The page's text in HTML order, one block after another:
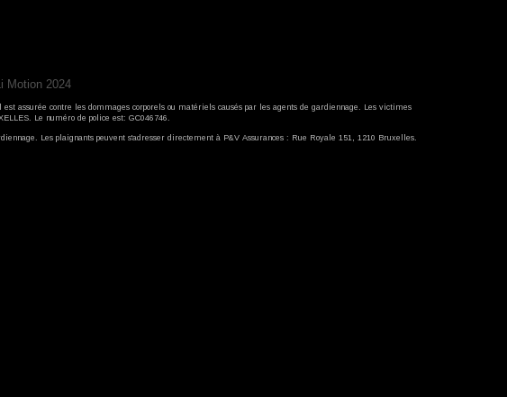
Motion 2024
assurée contre les dommages corporels ou matériels causés par les agents de gardiennage. Les victimes
Le numéro de police est: GC046746.
Les plaignants peuvent s'adresser directement à P&V Assurances : Rue Royale 151, 1210 Bruxelles.